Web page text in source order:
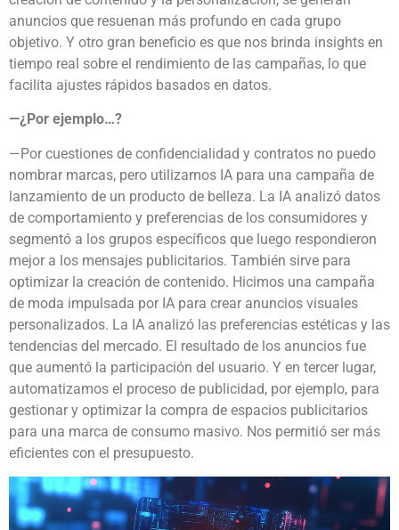
anuncios que resuenan más profundo en cada grupo
objetivo. Y otro gran beneficio es que nos brinda insights en
tiempo real sobre el rendimiento de las campañas, lo que
facilita ajustes rápidos basados en datos.
—¿Por ejemplo…?
—Por cuestiones de confidencialidad y contratos no puedo
nombrar marcas, pero utilizamos IA para una campaña de
lanzamiento de un producto de belleza. La IA analizó datos
de comportamiento y preferencias de los consumidores y
segmentó a los grupos específicos que luego respondieron
mejor a los mensajes publicitarios. También sirve para
optimizar la creación de contenido. Hicimos una campaña
de moda impulsada por IA para crear anuncios visuales
personalizados. La IA analizó las preferencias estéticas y las
tendencias del mercado. El resultado de los anuncios fue
que aumentó la participación del usuario. Y en tercer lugar,
automatizamos el proceso de publicidad, por ejemplo, para
gestionar y optimizar la compra de espacios publicitarios
para una marca de consumo masivo. Nos permitió ser más
eficientes con el presupuesto.